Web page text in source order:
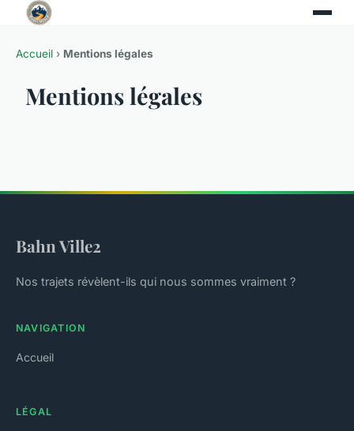
Accueil › Mentions légales
Mentions légales
Bahn Ville2
Nos trajets révèlent-ils qui nous sommes vraiment ?
NAVIGATION
Accueil
LÉGAL